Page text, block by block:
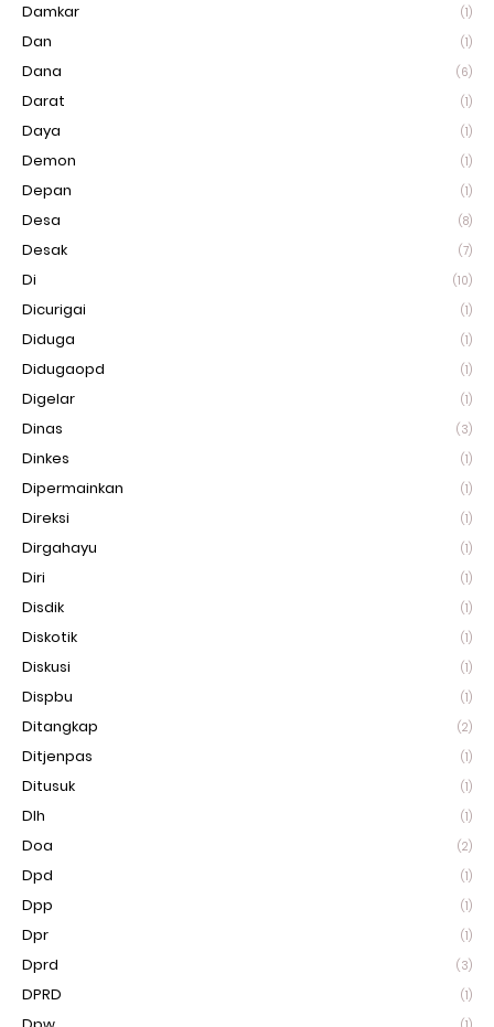
Damkar (1)
Dan (1)
Dana (6)
Darat (1)
Daya (1)
Demon (1)
Depan (1)
Desa (8)
Desak (7)
Di (10)
Dicurigai (1)
Diduga (1)
Didugaopd (1)
Digelar (1)
Dinas (3)
Dinkes (1)
Dipermainkan (1)
Direksi (1)
Dirgahayu (1)
Diri (1)
Disdik (1)
Diskotik (1)
Diskusi (1)
Dispbu (1)
Ditangkap (2)
Ditjenpas (1)
Ditusuk (1)
Dlh (1)
Doa (2)
Dpd (1)
Dpp (1)
Dpr (1)
Dprd (3)
DPRD (1)